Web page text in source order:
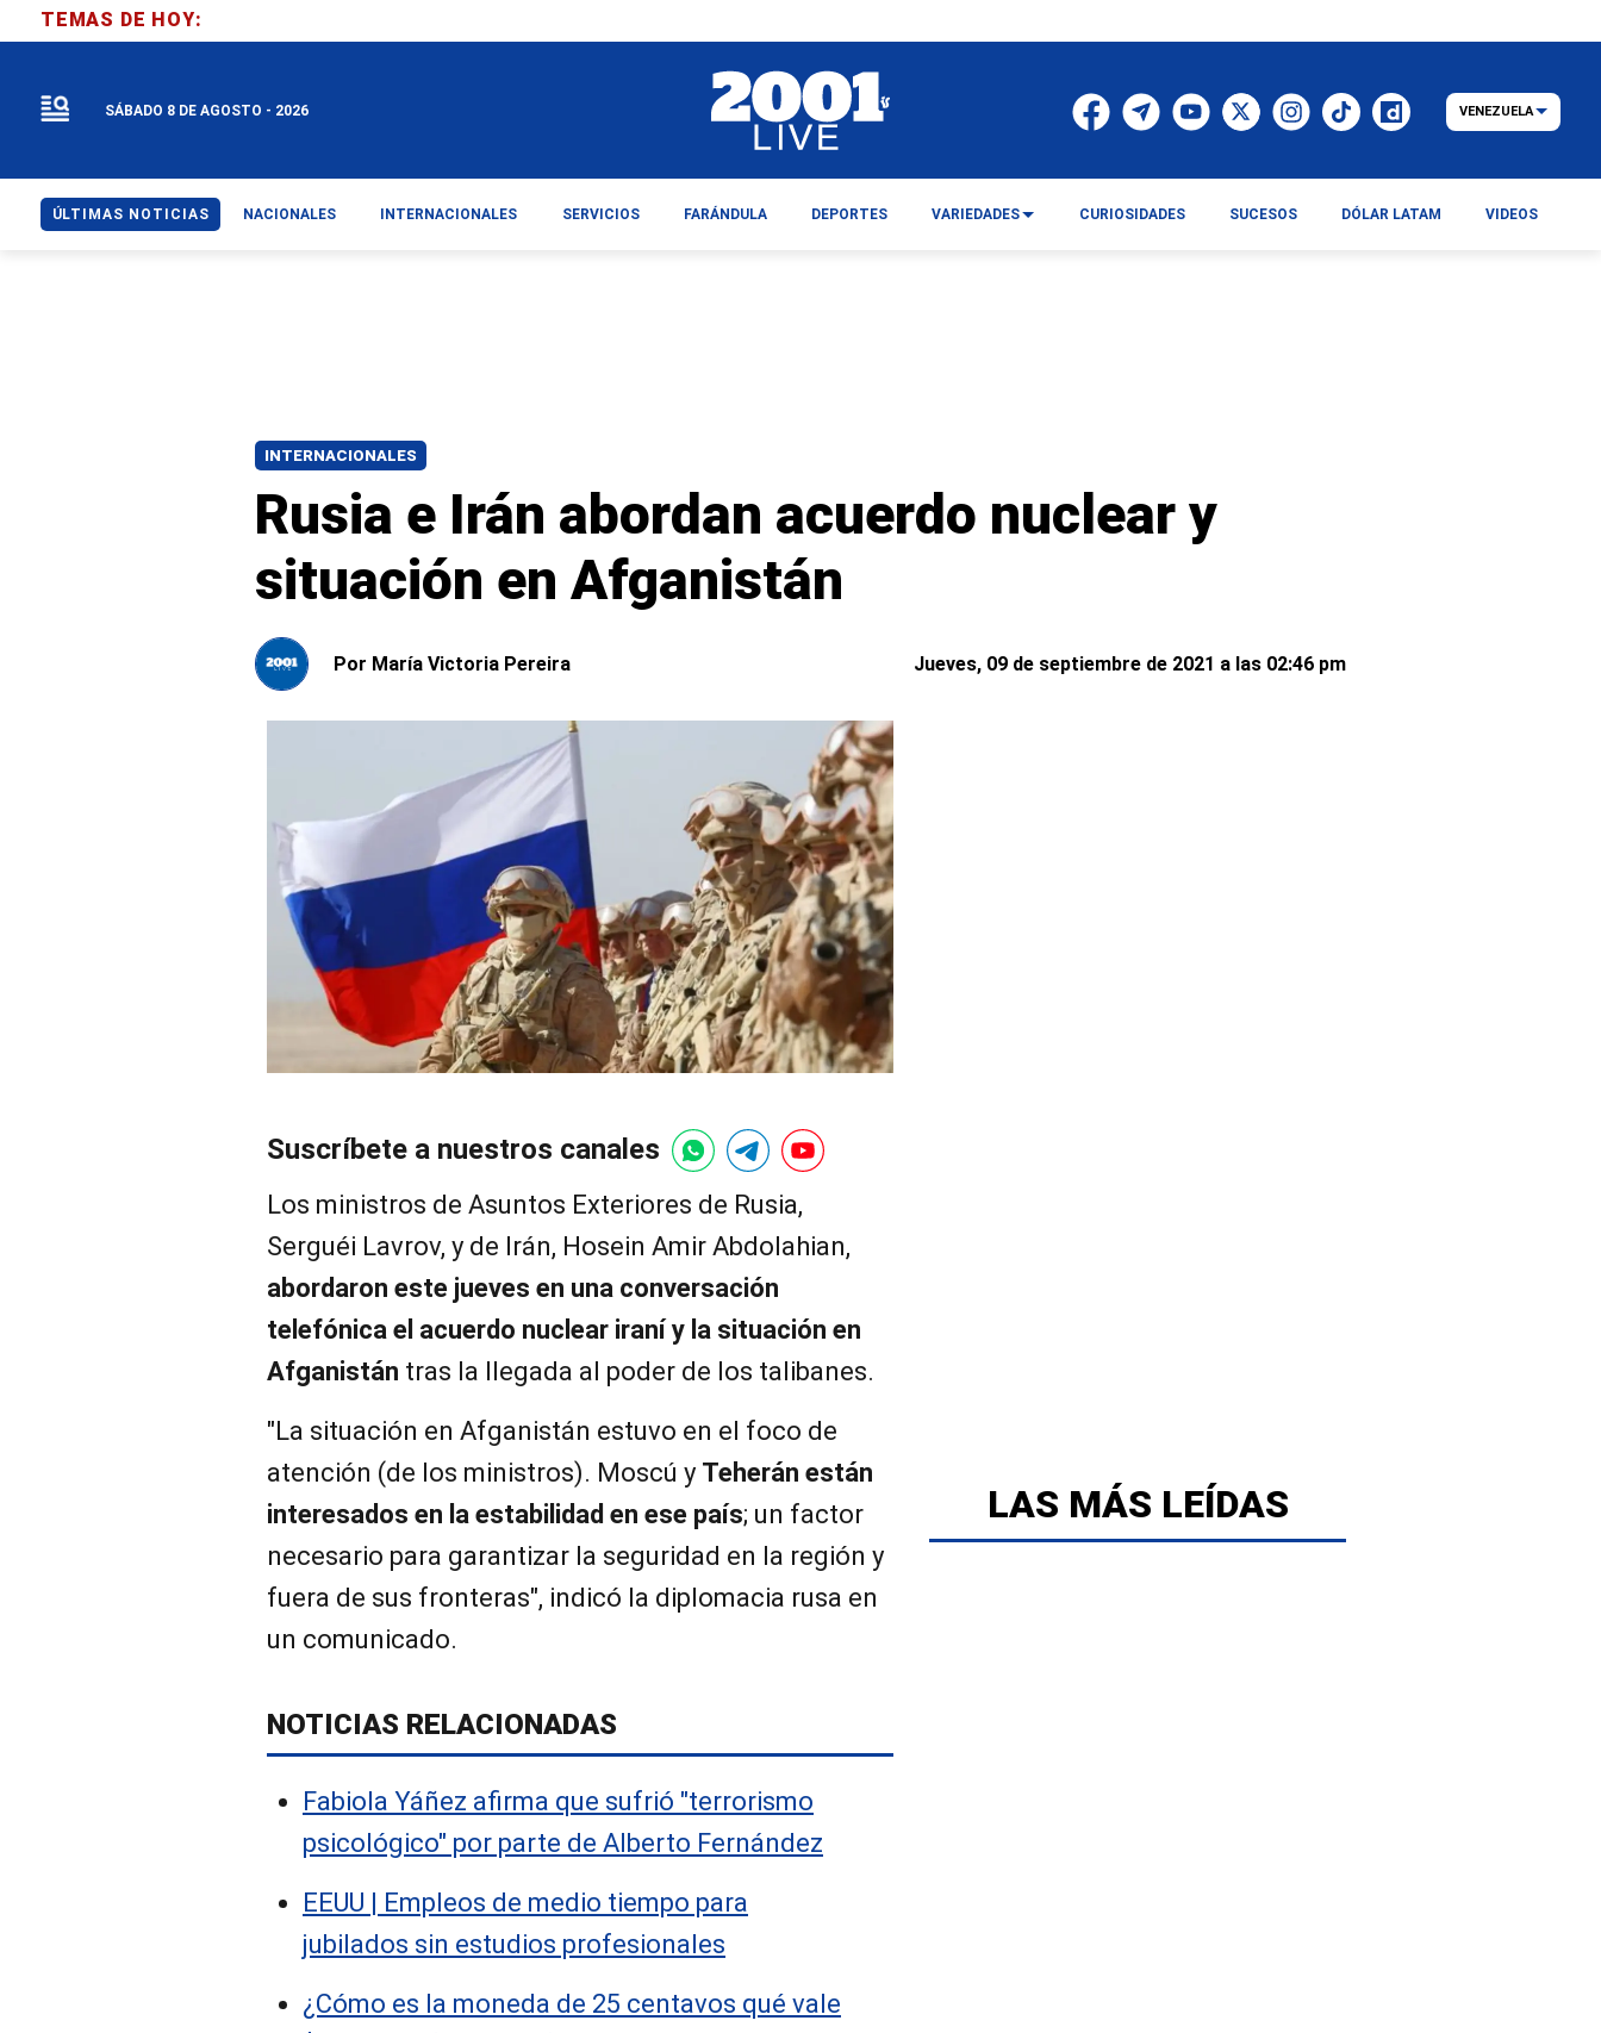
INTERNACIONALES
Rusia e Irán abordan acuerdo nuclear y
situación en Afganistán
Por María Victoria Pereira Jueves, 09 de septiembre de 2021 a las 02:46 pm
Suscríbete a nuestros canales
Los ministros de Asuntos Exteriores de Rusia,
Serguéi Lavrov, y de Irán, Hosein Amir Abdolahian,
abordaron este jueves en una conversación
telefónica el acuerdo nuclear iraní y la situación en
Afganistán tras la llegada al poder de los talibanes.
"La situación en Afganistán estuvo en el foco de
atención (de los ministros). Moscú y Teherán están
interesados en la estabilidad en ese país; un factor
necesario para garantizar la seguridad en la región y
fuera de sus fronteras", indicó la diplomacia rusa en
un comunicado.
NOTICIAS RELACIONADAS
Fabiola Yáñez afirma que sufrió "terrorismo
psicológico" por parte de Alberto Fernández
EEUU | Empleos de medio tiempo para
jubilados sin estudios profesionales
¿Cómo es la moneda de 25 centavos qué vale
LAS MÁS LEÍDAS
TEMAS DE HOY:
SÁBADO 8 DE AGOSTO - 2026 VENEZUELA
ÚLTIMAS NOTICIAS NACIONALES INTERNACIONALES SERVICIOS FARÁNDULA DEPORTES VARIEDADES CURIOSIDADES SUCESOS DÓLAR LATAM VIDEOS